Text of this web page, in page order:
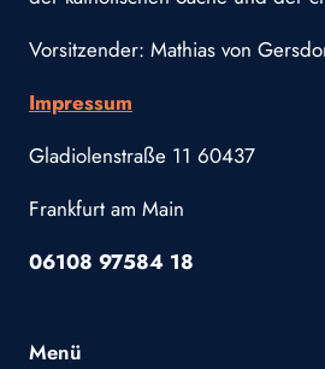
Vorsitzender: Mathias von
Impressum
Gladiolenstraße 11 60437
Frankfurt am Main
06108 97584 18
Menü